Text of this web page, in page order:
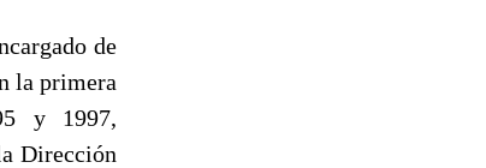
de
la primera
y 1997,
Dirección